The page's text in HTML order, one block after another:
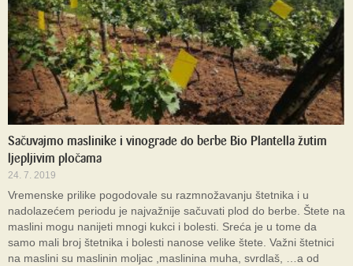
Sačuvajmo maslinike i vinograde do berbe Bio Plantella žutim
ljepljivim pločama
24. 7. 2019
Vremenske prilike pogodovale su razmnožavanju štetnika i u
nadolazećem periodu je najvažnije sačuvati plod do berbe. Štete na
maslini mogu nanijeti mnogi kukci i bolesti. Sreća je u tome da
samo mali broj štetnika i bolesti nanose velike štete. Važni štetnici
na maslini su maslinin moljac ,maslinina muha, svrdlaš, …a od